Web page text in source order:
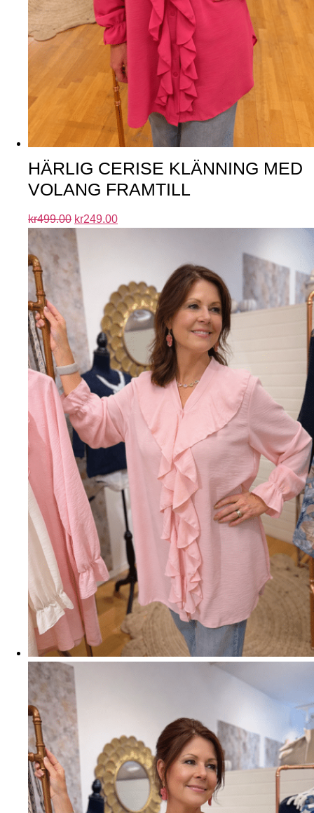
HÄRLIG CERISE KLÄNNING MED
VOLANG FRAMTILL
kr499.00 kr249.00